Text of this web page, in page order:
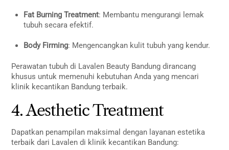
Fat Burning Treatment: Membantu mengurangi lemak
tubuh secara efektif.
Body Firming: Mengencangkan kulit tubuh yang kendur.
Perawatan tubuh di Lavalen Beauty Bandung dirancang
khusus untuk memenuhi kebutuhan Anda yang mencari
klinik kecantikan Bandung terbaik.
4. Aesthetic Treatment
Dapatkan penampilan maksimal dengan layanan estetika
terbaik dari Lavalen di klinik kecantikan Bandung: